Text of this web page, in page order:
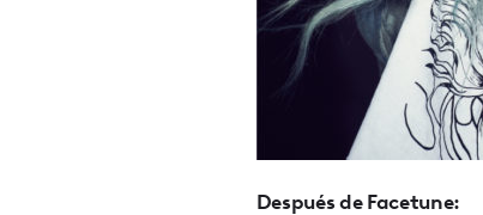
Después de Facetune: